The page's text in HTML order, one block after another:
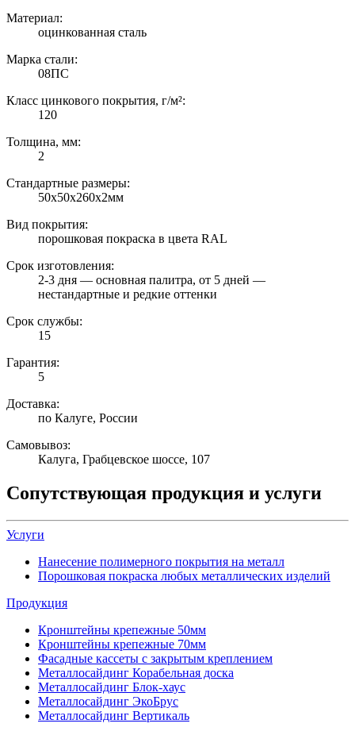
Материал:
оцинкованная сталь
Марка стали:
08ПС
Класс цинкового покрытия, г/м²:
120
Толщина, мм:
2
Стандартные размеры:
50х50х260х2мм
Вид покрытия:
порошковая покраска в цвета RAL
Срок изготовления:
2-3 дня — основная палитра, от 5 дней —
нестандартные и редкие оттенки
Срок службы:
15
Гарантия:
5
Доставка:
по Калуге, России
Самовывоз:
Калуга, Грабцевское шоссе, 107
Сопутствующая продукция и услуги
Услуги
Нанесение полимерного покрытия на металл
Порошковая покраска любых металлических изделий
Продукция
Кронштейны крепежные 50мм
Кронштейны крепежные 70мм
Фасадные кассеты с закрытым креплением
Металлосайдинг Корабельная доска
Металлосайдинг Блок-хаус
Металлосайдинг ЭкоБрус
Металлосайдинг Вертикаль